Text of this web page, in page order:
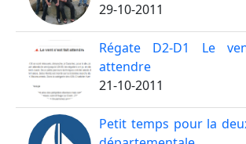
29-10-2011
Régate D2-D1 Le
attendre
21-10-2011
Petit temps pour la